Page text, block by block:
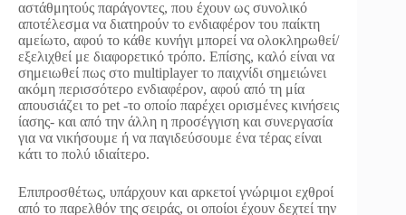
αστάθμητούς παράγοντες, που έχουν ως συνολικό
αποτέλεσμα να διατηρούν το ενδιαφέρον του παίκτη
αμείωτο, αφού το κάθε κυνήγι μπορεί να ολοκληρωθεί/
εξελιχθεί με διαφορετικό τρόπο. Επίσης, καλό είναι να
σημειωθεί πως στο multiplayer το παιχνίδι σημειώνει
ακόμη περισσότερο ενδιαφέρον, αφού από τη μία
απουσιάζει το pet -το οποίο παρέχει ορισμένες κινήσεις
ίασης- και από την άλλη η προσέγγιση και συνεργασία
για να νικήσουμε ή να παγιδεύσουμε ένα τέρας είναι
κάτι το πολύ ιδιαίτερο.
Επιπροσθέτως, υπάρχουν και αρκετοί γνώριμοι εχθροί
από το παρελθόν της σειράς, οι οποίοι έχουν δεχτεί την